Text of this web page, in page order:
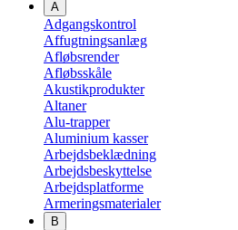
A
Adgangskontrol
Affugtningsanlæg
Afløbsrender
Afløbsskåle
Akustikprodukter
Altaner
Alu-trapper
Aluminium kasser
Arbejdsbeklædning
Arbejdsbeskyttelse
Arbejdsplatforme
Armeringsmaterialer
B